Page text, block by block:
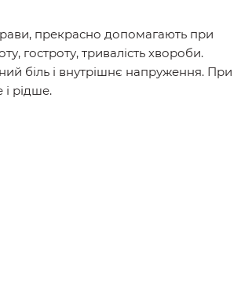
прекрасно допомагають при
гостроту, тривалість хвороби.
біль і внутрішнє напруження. При
рідше.